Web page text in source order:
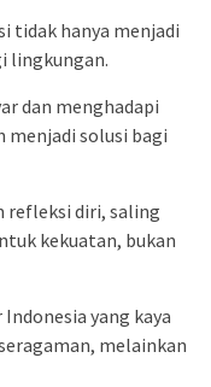
tidak hanya menjadi
lingkungan.
dan menghadapi
menjadi solusi bagi
refleksi diri, saling
kekuatan, bukan
yang kaya
melainkan